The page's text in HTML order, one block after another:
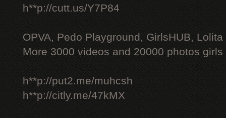
h**p://cutt.us/Y7P84
OPVA, Pedo Playground, GirlsHUB, Lolita
More 3000 videos and 20000 photos
h**p://put2.me/muhcsh
h**p://citly.me/47kMX